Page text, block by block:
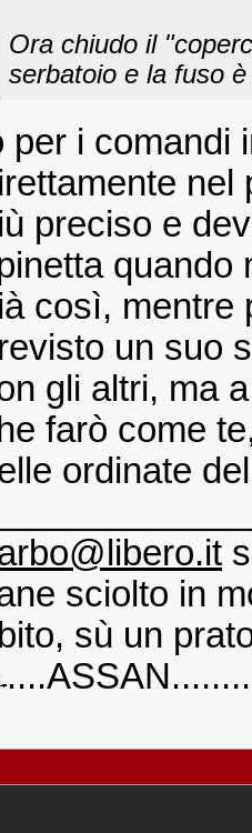
Ora chiudo il
serbatoio e la fuso
per i comandi
nel
preciso e
quando
così, mentre
un suo
gli altri, ma
farò come
ordinate
sciolto in
sù un
....ASSAN........